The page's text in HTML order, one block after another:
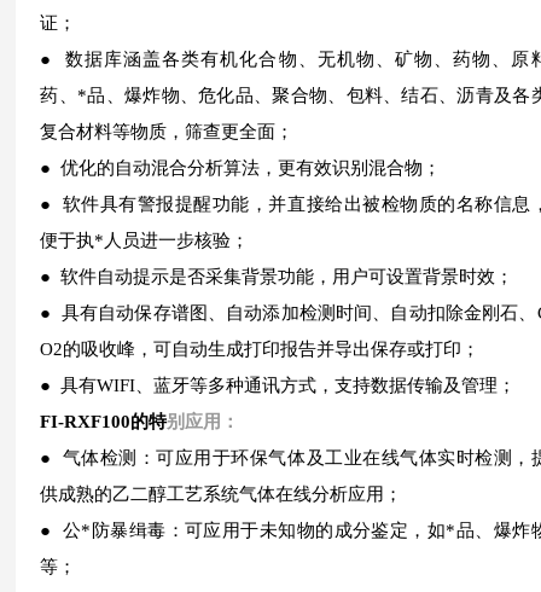
证；
● 数据库涵盖各类有机化合物、无机物、矿物、药物、 原
药、*品、爆炸物、危化品、聚合物、包料、结石、沥青及各
复合材料等物质，筛查更全面；
● 优化的自动混合分析算法，更有效识别混合物；
● 软件具有警报提醒功能，并直接给出被检物质的名称信息
便于执*人员进一步核验；
● 软件自动提示是否采集背景功能，用户可设置背景时效；
● 具有自动保存谱图、自动添加检测时间、自动扣除金刚石、
O2的吸收峰，可自动生成打印报告并导出保存或打印；
● 具有WIFI、蓝牙等多种通讯方式，支持数据传输及管理；
FI-RXF100的特别应用：
● 气体检测：可应用于环保气体及工业在线气体实时检测，
供成熟的乙二醇工艺系统气体在线分析应用；
● 公*防暴缉毒：可应用于未知物的成分鉴定，如*品、爆炸
等；